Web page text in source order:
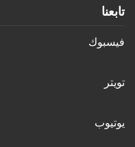
تابعنا
فيسبوك
تويتر
يوتيوب